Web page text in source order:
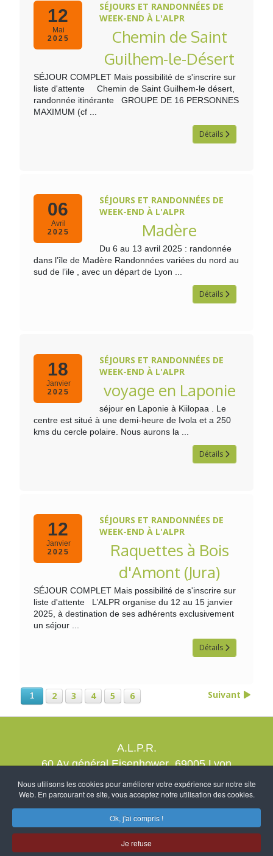
Nous utilisons les cookies pour améliorer votre expérience sur notre site
Web. En parcourant ce site, vous acceptez notre utilisation des cookies.
Ok, j'ai compris !
Je refuse
12
Mai
2025
SÉJOURS ET RANDONNÉES DE
WEEK-END À L'ALPR
Chemin de Saint
Guilhem-le-Désert
SÉJOUR COMPLET Mais possibilité de s'inscrire sur
liste d'attente Chemin de Saint Guilhem-le désert,
randonnée itinérante GROUPE DE 16 PERSONNES
MAXIMUM (cf ...
Détails
06
Avril
2025
SÉJOURS ET RANDONNÉES DE
WEEK-END À L'ALPR
Madère
Du 6 au 13 avril 2025 : randonnée
dans l’île de Madère Randonnées variées du nord au
sud de l’ile , avec un départ de Lyon ...
Détails
18
Janvier
2025
SÉJOURS ET RANDONNÉES DE
WEEK-END À L'ALPR
voyage en Laponie
séjour en Laponie à Kiilopaa . Le
centre est situé à une demi-heure de Ivola et a 250
kms du cercle polaire. Nous aurons la ...
Détails
12
Janvier
2025
SÉJOURS ET RANDONNÉES DE
WEEK-END À L'ALPR
Raquettes à Bois
d'Amont (Jura)
SÉJOUR COMPLET Mais possibilité de s'inscrire sur
liste d'attente L’ALPR organise du 12 au 15 janvier
2025, à destination de ses adhérents exclusivement
un séjour ...
Détails
1 2 3 4 5 6 Suivant
A.L.P.R.
60 Av général Eisenhower 69005 Lyon
Nous rejoindre
Mention légales-Création NcDubourg